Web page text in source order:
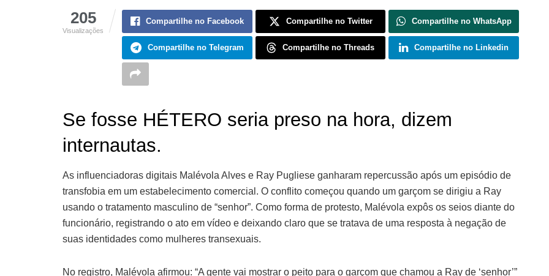
205
Visualizações
Compartilhe no Facebook Compartilhe no Twitter Compartilhe no WhatsApp
Compartilhe no Telegram Compartilhe no Threads Compartilhe no Linkedin
Se fosse HÉTERO seria preso na hora, dizem
internautas.
As influenciadoras digitais Malévola Alves e Ray Pugliese ganharam repercussão após um episódio de
transfobia em um estabelecimento comercial. O conflito começou quando um garçom se dirigiu a Ray
usando o tratamento masculino de “senhor”. Como forma de protesto, Malévola expôs os seios diante do
funcionário, registrando o ato em vídeo e deixando claro que se tratava de uma resposta à negação de
suas identidades como mulheres transexuais.
No registro, Malévola afirmou: “A gente vai mostrar o peito para o garçom que chamou a Ray de ‘senhor’”